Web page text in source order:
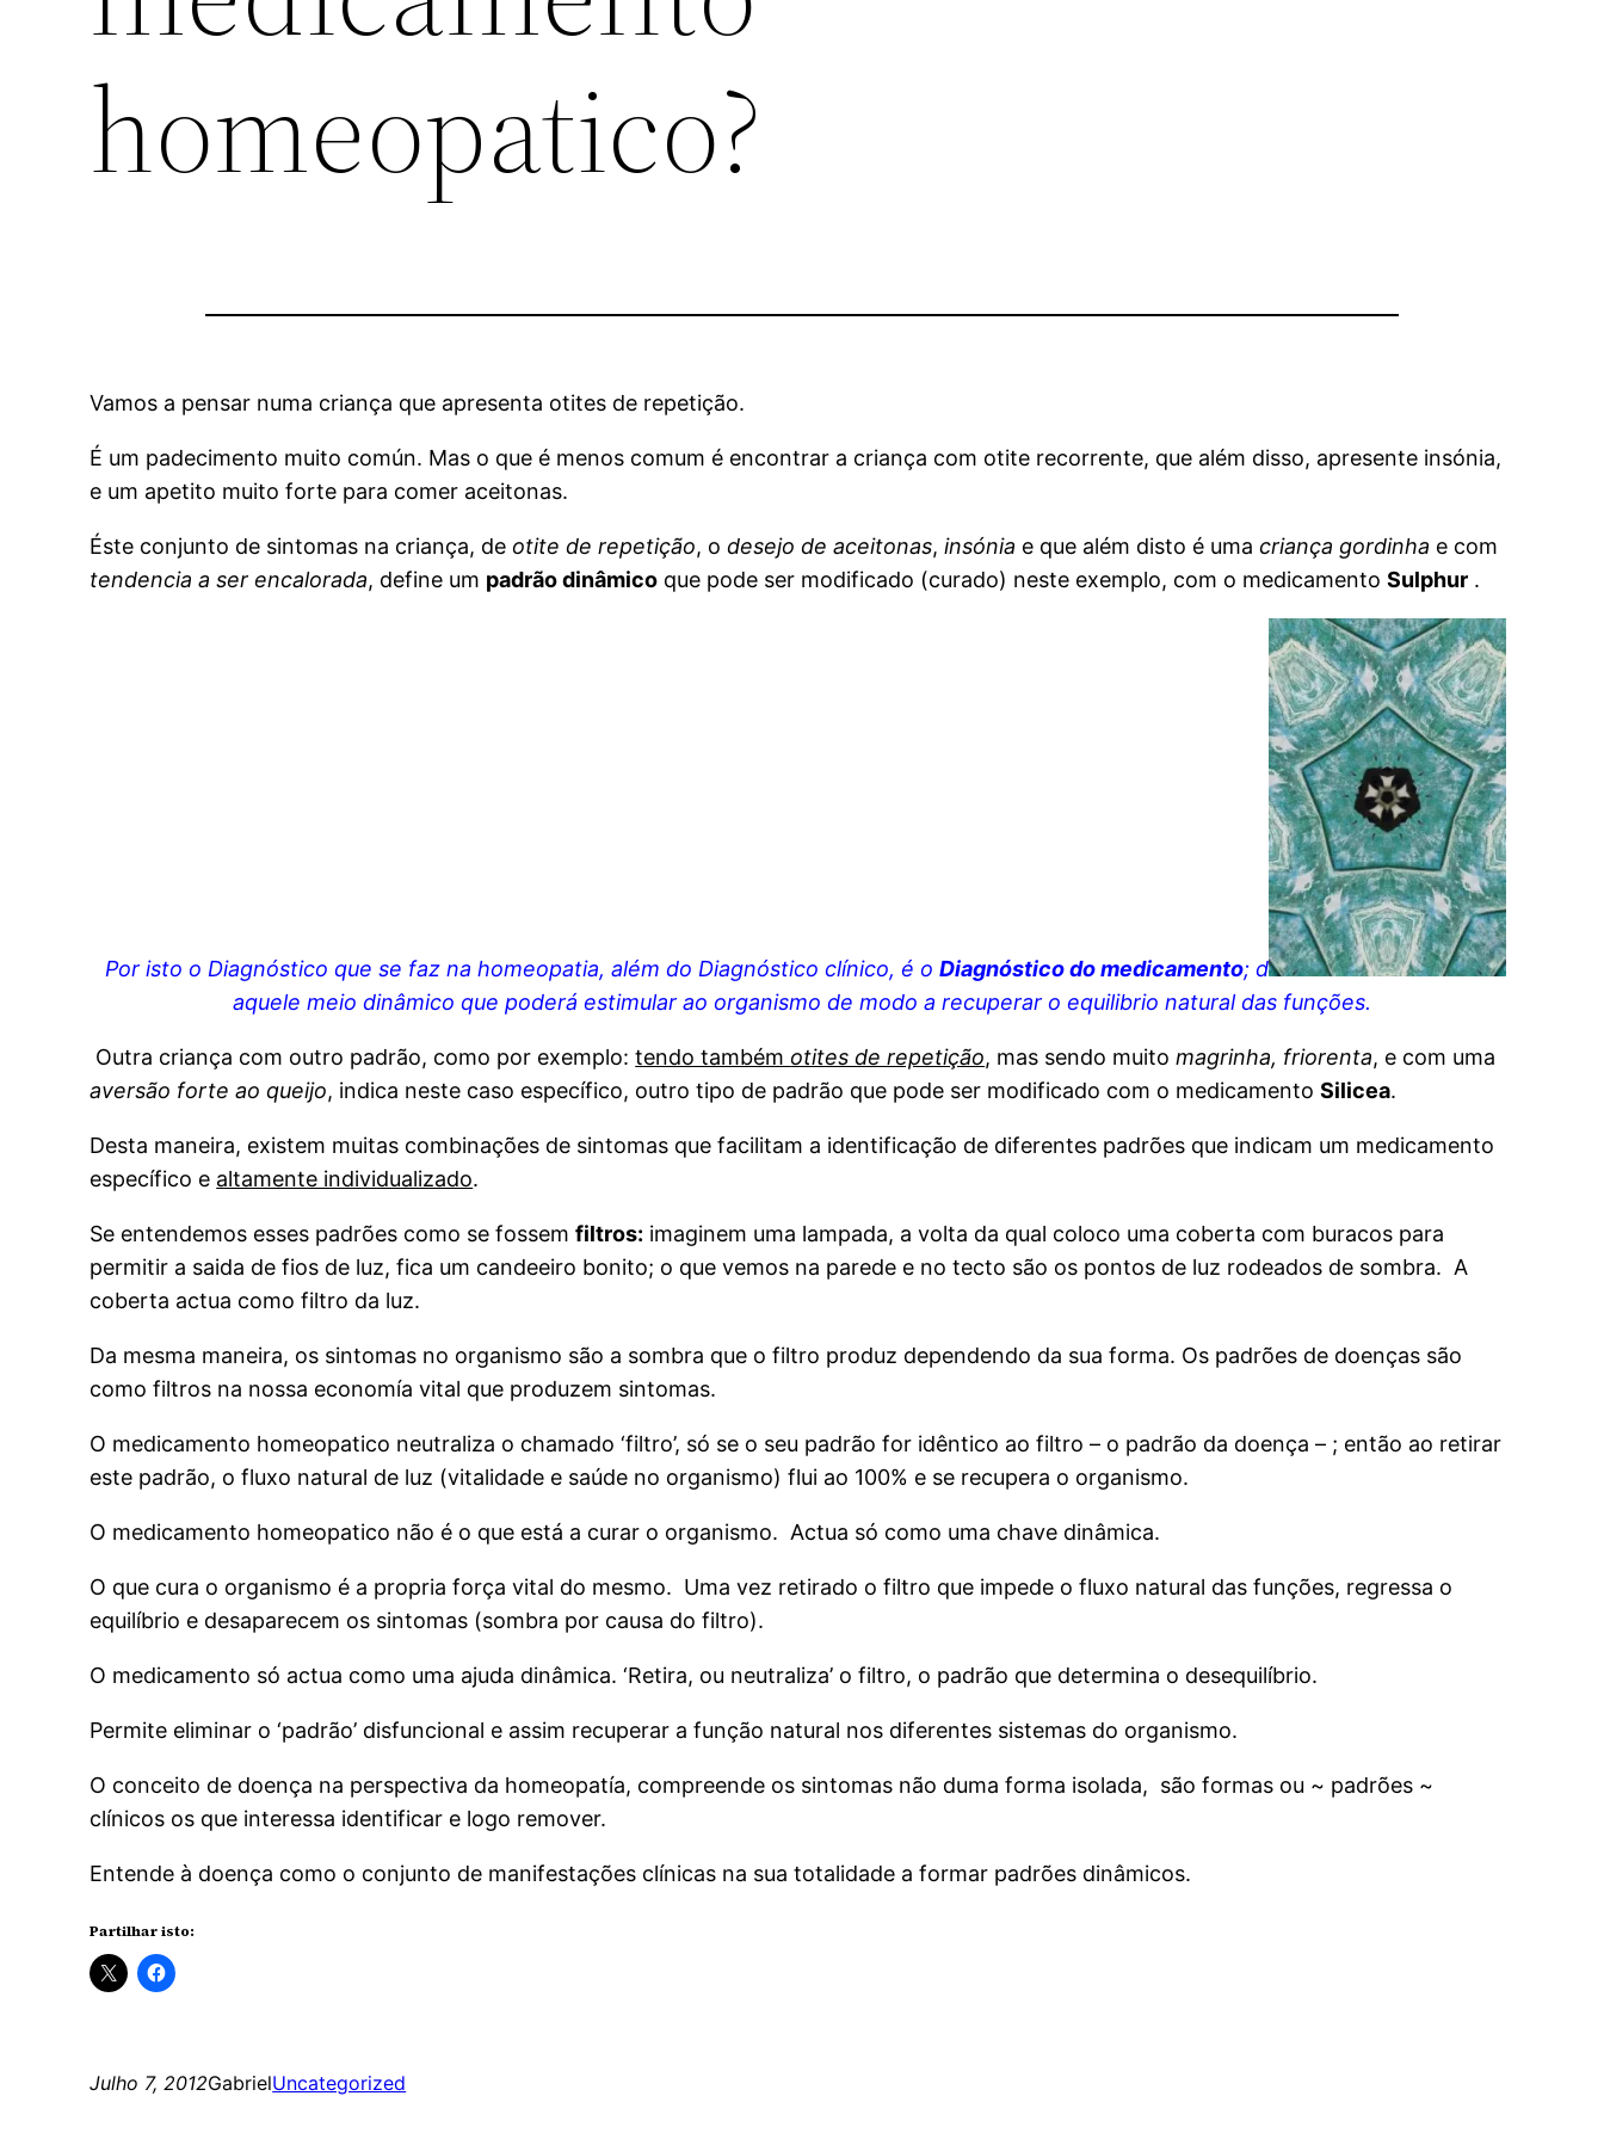
homeopatico?
Vamos a pensar numa criança que apresenta otites de repetição.
É um padecimento muito común. Mas o que é menos comum é encontrar a criança com otite recorrente, que além disso, apresente insónia,
e um apetito muito forte para comer aceitonas.
Éste conjunto de sintomas na criança, de otite de repetição, odesejo de aceitonas,insónia e que além disto é umacriança gordinha e com
tendencia a ser encalorada, define um padrão dinâmico que pode ser modificado (curado) neste exemplo, com o medicamentoSulphur .
Por isto o Diagnóstico que se faz na homeopatia, além do Diagnóstico clínico, é o Diagnóstico do medicamento; d
aquele meio dinâmico que poderá estimular ao organismo de modo a recuperar o equilibrio natural das funções.
Outra criança com outro padrão, como por exemplo:tendo também otites de repetição, mas sendo muitomagrinha, friorenta, e com uma
aversão forte ao queijo, indica neste caso específico, outro tipo de padrão que pode ser modificado com o medicamentoSilicea.
Desta maneira, existem muitas combinações de sintomas que facilitam a identificação de diferentes padrões que indicam um medicamento
específico e altamente individualizado.
Se entendemos esses padrões como se fossemfiltros: imaginem uma lampada, a volta da qual coloco uma coberta com buracos para
permitir a saida de fios de luz, fica um candeeiro bonito; o que vemos na parede e no tecto são os pontos de luz rodeados de sombra. A
coberta actua como filtro da luz.
Da mesma maneira, os sintomas no organismo são a sombra que o filtro produz dependendo da sua forma. Os padrões de doenças são
como filtros na nossa economía vital que produzem sintomas.
O medicamento homeopatico neutraliza o chamado ‘filtro’, só se o seu padrão for idêntico ao filtro – o padrão da doença – ; então ao retirar
este padrão, o fluxo natural de luz (vitalidade e saúde no organismo) flui ao 100% e se recupera o organismo.
O medicamento homeopatico não é o que está a curar o organismo. Actua só como uma chave dinâmica.
O que cura o organismo é a propria força vital do mesmo. Uma vez retirado o filtro que impede o fluxo natural das funções, regressa o
equilíbrio e desaparecem os sintomas (sombra por causa do filtro).
O medicamento só actua como uma ajuda dinâmica. ‘Retira, ou neutraliza’ o filtro, o padrão que determina o desequilíbrio.
Permite eliminar o ‘padrão’ disfuncional e assim recuperar a função natural nos diferentes sistemas do organismo.
O conceito de doença na perspectiva da homeopatía, compreende os sintomas não duma forma isolada, são formas ou ~ padrões ~
clínicos os que interessa identificar e logo remover.
Entende à doença como o conjunto de manifestações clínicas na sua totalidade a formar padrões dinâmicos.
Partilhar isto:
Julho 7, 2012GabrielUncategorized